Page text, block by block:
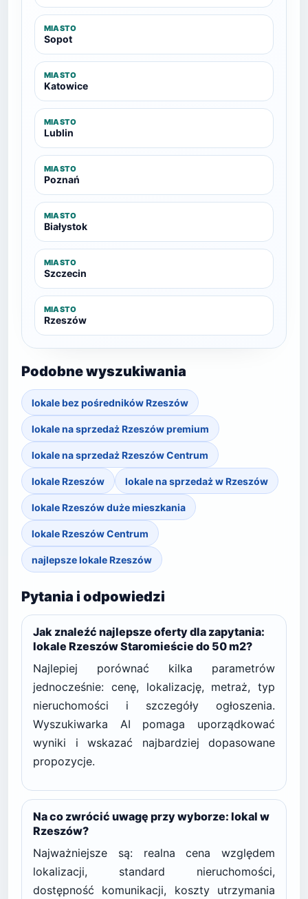
MIASTO
Sopot
MIASTO
Katowice
MIASTO
Lublin
MIASTO
Poznań
MIASTO
Białystok
MIASTO
Szczecin
MIASTO
Rzeszów
Podobne wyszukiwania
lokale bez pośredników Rzeszów
lokale na sprzedaż Rzeszów premium
lokale na sprzedaż Rzeszów Centrum
lokale Rzeszów lokale na sprzedaż w Rzeszów
lokale Rzeszów duże mieszkania
lokale Rzeszów Centrum
najlepsze lokale Rzeszów
Pytania i odpowiedzi
Jak znaleźć najlepsze oferty dla zapytania:
lokale Rzeszów Staromieście do 50 m2?
Najlepiej porównać kilka parametrów
jednocześnie: cenę, lokalizację, metraż, typ
nieruchomości i szczegóły ogłoszenia.
Wyszukiwarka AI pomaga uporządkować
wyniki i wskazać najbardziej dopasowane
propozycje.
Na co zwrócić uwagę przy wyborze: lokal w
Rzeszów?
Najważniejsze są: realna cena względem
lokalizacji, standard nieruchomości,
dostępność komunikacji, koszty utrzymania